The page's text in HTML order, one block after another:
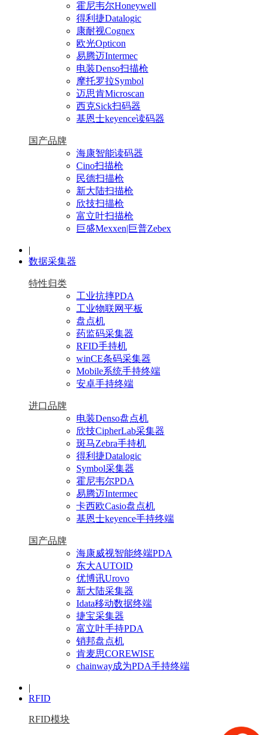
霍尼韦尔Honeywell
得利捷Datalogic
康耐视Cognex
欧光Opticon
易腾迈Intermec
电装Denso扫描枪
摩托罗拉Symbol
迈思肯Microscan
西克Sick扫码器
基恩士keyence读码器
国产品牌
海康智能读码器
Cino扫描枪
民德扫描枪
新大陆扫描枪
欣技扫描枪
富立叶扫描枪
巨盛Mexxen|巨普Zebex
|
数据采集器
特性归类
工业抗摔PDA
工业物联网平板
盘点机
药监码采集器
RFID手持机
winCE条码采集器
Mobile系统手持终端
安卓手持终端
进口品牌
电装Denso盘点机
欣技CipherLab采集器
斑马Zebra手持机
得利捷Datalogic
Symbol采集器
霍尼韦尔PDA
易腾迈Intermec
卡西欧Casio盘点机
基恩士keyence手持终端
国产品牌
海康威视智能终端PDA
东大AUTOID
优博讯Urovo
新大陆采集器
Idata移动数据终端
捷宝采集器
富立叶手持PDA
销邦盘点机
肯麦思COREWISE
chainway成为PDA手持终端
|
RFID
RFID模块